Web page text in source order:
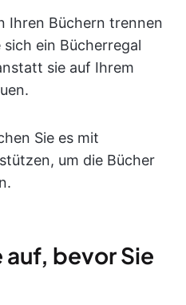
Ihren Büchern trennen
ein Bücherregal
sie auf Ihrem
Sie es mit
um die Bücher
auf, bevor Sie